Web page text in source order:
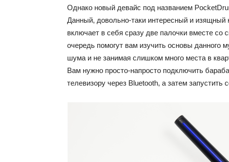
Однако новый девайс под названием
Данный, довольно-таки интересный и
включает в себя сразу две палочки вместе
очередь помогут вам изучить основы данного
шума и не занимая слишком много места в
Вам нужно просто-напросто подключить
телевизору через Bluetooth, а затем